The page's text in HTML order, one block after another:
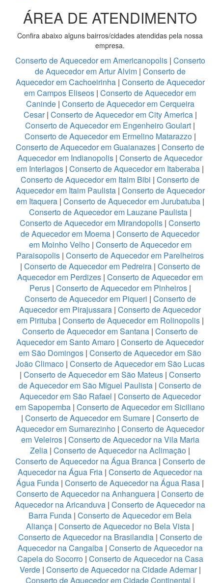
ÁREA DE ATENDIMENTO
Confira abaixo alguns bairros/cidades atendidas pela nossa
empresa.
Conserto de Aquecedor em Americanopolis | Conserto
de Aquecedor em Artur Alvim | Conserto de
Aquecedor em Cachoeirinha| Conserto de Aquecedor
em Campos Eliseos | Conserto de Aquecedor em
Caninde| Conserto de Aquecedor em Cerqueira
Cesar| Conserto de Aquecedor em City America |
Conserto de Aquecedor em Engenheiro Goulart |
Conserto de Aquecedor em Ermelino Matarazzo |
Conserto de Aquecedor em Guaianazes | Conserto de
Aquecedor em Indianopolis | Conserto de Aquecedor
em Interlagos | Conserto de Aquecedor em Itaberaba |
Conserto de Aquecedor em Itaim Bibi | Conserto de
Aquecedor em Itaim Paulista | Conserto de Aquecedor
em Itaquera| Conserto de Aquecedor em Jurubatuba|
Conserto de Aquecedor em Lauzane Paulista |
Conserto de Aquecedor em Mirandopolis | Conserto
de Aquecedor em Moema | Conserto de Aquecedor
em Moinho Velho | Conserto de Aquecedor em
Paraisopolis | Conserto de Aquecedor em Parelheiros
| Conserto de Aquecedor em Pedreira| Conserto de
Aquecedor em Perdizes | Conserto de Aquecedor em
Perus| Conserto de Aquecedor em Pinheiros|
Conserto de Aquecedor em Piqueri | Conserto de
Aquecedor em Pirajussara | Conserto de Aquecedor
em Pirituba| Conserto de Aquecedor em Rolinopolis|
Conserto de Aquecedor em Santana | Conserto de
Aquecedor em Santo Amaro | Conserto de Aquecedor
em São Domingos | Conserto de Aquecedor em São
João Climaco| Conserto de Aquecedor em São Lucas
| Conserto de Aquecedor em São Mateus | Conserto
de Aquecedor em São Miguel Paulista | Conserto de
Aquecedor em São Rafael | Conserto de Aquecedor
em Sapopemba | Conserto de Aquecedor em Siciliano
| Conserto de Aquecedor em Sumare | Conserto de
Aquecedor em Sumarezinho | Conserto de Aquecedor
em Veleiros| Conserto de Aquecedor na Vila Maria
Zelia | Conserto de Aquecedor na Aclimação |
Conserto de Aquecedor na Água Branca| Conserto de
Aquecedor na Água Fria | Conserto de Aquecedor na
Água Funda | Conserto de Aquecedor na Água Rasa |
Conserto de Aquecedor na Anhanguera | Conserto de
Aquecedor na Aricanduva | Conserto de Aquecedor na
Barra Funda | Conserto de Aquecedor em Bela
Aliança | Conserto de Aquecedor no Bela Vista |
Conserto de Aquecedor na Brasilandia| Conserto de
Aquecedor na Cangaiba| Conserto de Aquecedor na
Capela do Socorro | Conserto de Aquecedor na Casa
Verde| Conserto de Aquecedor na Cidade Ademar|
Conserto de Aquecedor em Cidade Continental |